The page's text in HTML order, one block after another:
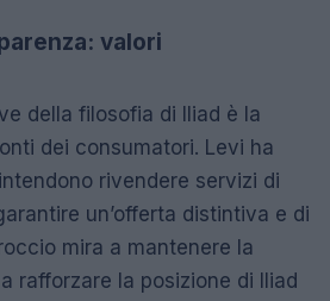
valori
della filosofia di Iliad è la
dei consumatori. Levi ha
rivendere servizi di
un’offerta distintiva e di
mira a mantenere la
rafforzare la posizione di Iliad